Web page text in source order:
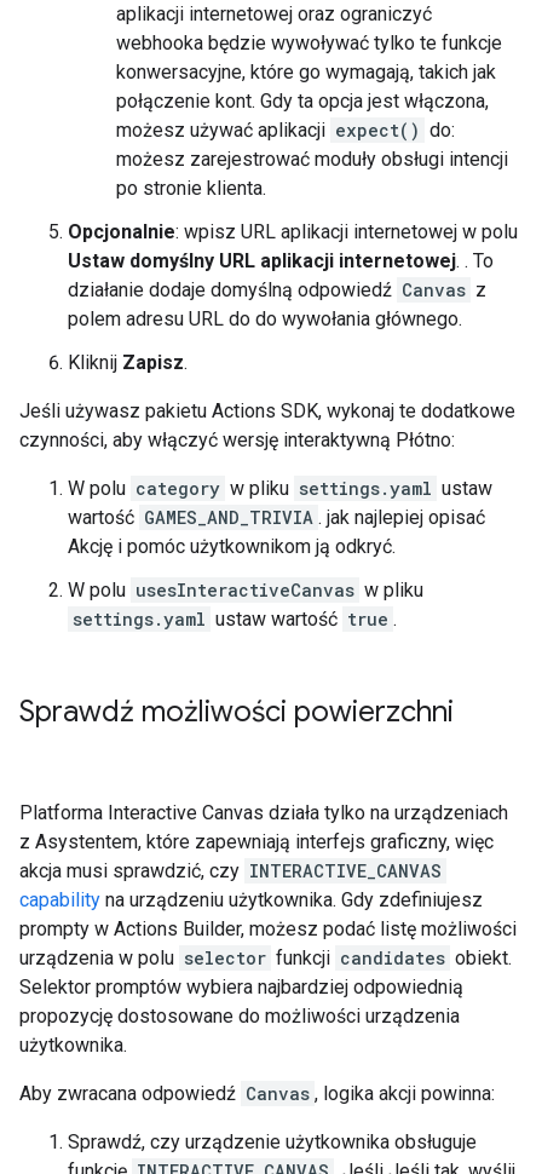
aplikacji internetowej oraz ograniczyć
webhooka będzie wywoływać tylko te funkcje
konwersacyjne, które go wymagają, takich jak
połączenie kont. Gdy ta opcja jest włączona,
możesz używać aplikacji expect() do:
możesz zarejestrować moduły obsługi intencji
po stronie klienta.
Opcjonalnie: wpisz URL aplikacji internetowej w polu
Ustaw domyślny URL aplikacji internetowej. . To
działanie dodaje domyślną odpowiedź Canvas z
polem adresu URL do do wywołania głównego.
Kliknij Zapisz.
Jeśli używasz pakietu Actions SDK, wykonaj te dodatkowe
czynności, aby włączyć wersję interaktywną Płótno:
W polu category w pliku settings.yaml ustaw
wartość GAMES_AND_TRIVIA . jak najlepiej opisać
Akcję i pomóc użytkownikom ją odkryć.
W polu usesInteractiveCanvas w pliku
settings.yaml ustaw wartość true .
Sprawdź możliwości powierzchni
Platforma Interactive Canvas działa tylko na urządzeniach
z Asystentem, które zapewniają interfejs graficzny, więc
akcja musi sprawdzić, czy INTERACTIVE_CANVAS
capability na urządzeniu użytkownika. Gdy zdefiniujesz
prompty w Actions Builder, możesz podać listę możliwości
urządzenia w polu selector funkcji candidates obiekt.
Selektor promptów wybiera najbardziej odpowiednią
propozycję dostosowane do możliwości urządzenia
użytkownika.
Aby zwracana odpowiedź Canvas , logika akcji powinna:
Sprawdź, czy urządzenie użytkownika obsługuje